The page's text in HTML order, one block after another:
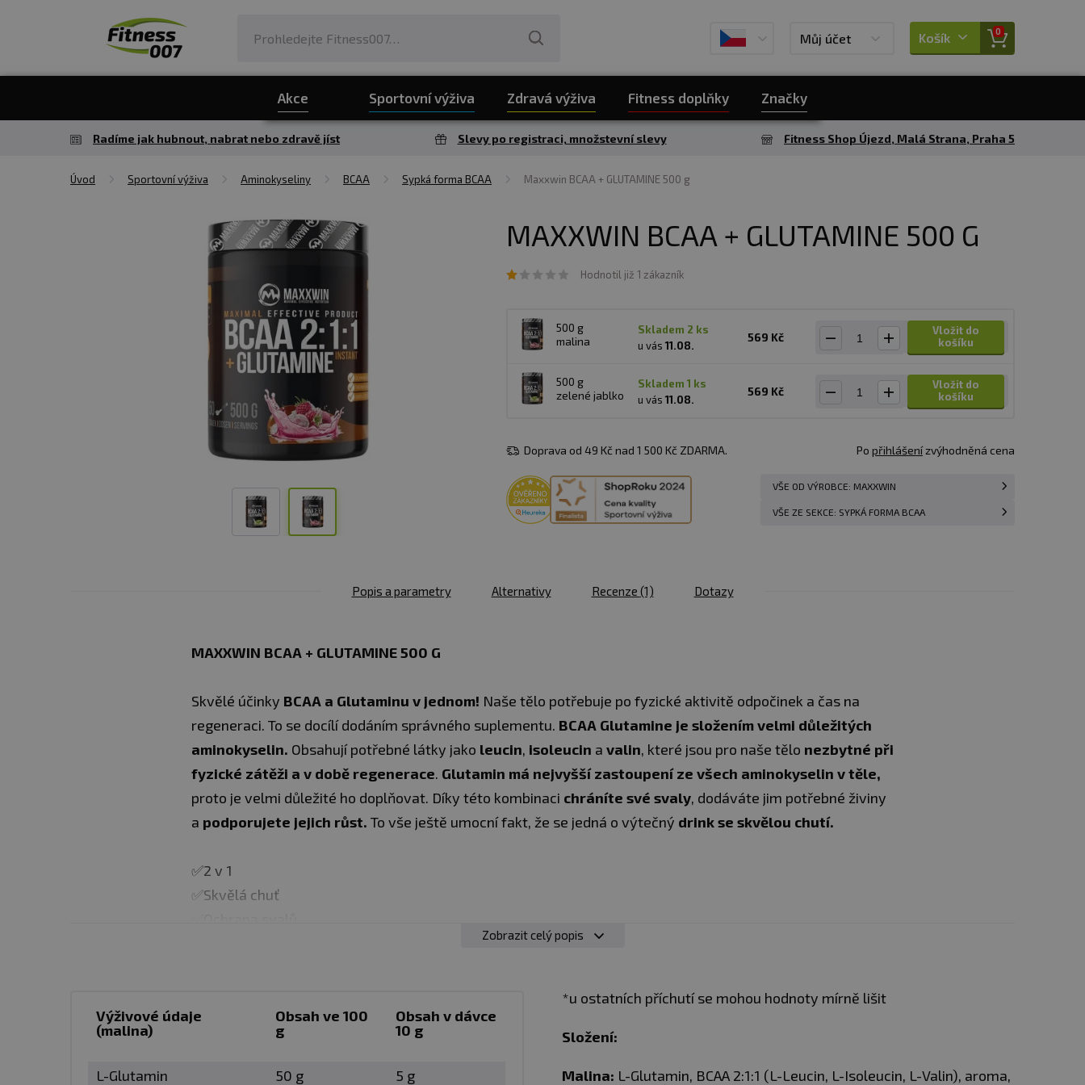
Můj účet Košík 0
Akce Sportovní výživa Zdravá výživa Fitness doplňky Značky
Radíme jak hubnout, nabrat nebo zdravě jíst Slevy po registraci, množstevní slevy Fitness Shop Újezd, Malá Strana, Praha 5
Úvod Sportovní výživa Aminokyseliny BCAA Sypká forma BCAA Maxxwin BCAA + GLUTAMINE 500 g
MAXXWIN BCAA + GLUTAMINE 500 G
Hodnotil již 1 zákazník
500 g
malina
skladem 2 ks
u vás11.08.
569 Kč
Vložit do
košíku
500 g
zelené jablko
skladem 1 ks
u vás11.08.
569 Kč
Vložit do
košíku
Doprava od 49 Kč nad 1 500 Kč ZDARMA. Po přihlášenízvýhodněná cena
VŠE OD VÝROBCE: MAXXWIN
VŠE ZE SEKCE: SYPKÁ FORMA BCAA
Popis a parametry Alternativy Recenze (1) Dotazy
MAXXWIN BCAA + GLUTAMINE 500 G
Skvělé účinky BCAA a Glutaminu v jednom! Naše tělo potřebuje po fyzické aktivitě odpočinek a čas na
regeneraci. To se docílí dodáním správného suplementu. BCAA Glutamine je složením velmi důležitých
aminokyselin. Obsahují potřebné látky jako leucin, isoleucin a valin, které jsou pro naše tělo nezbytné při
fyzické zátěži a v době regenerace. Glutamin má nejvyšší zastoupení ze všech aminokyselin v těle,
proto je velmi důležité ho doplňovat. Díky této kombinaci chráníte své svaly, dodáváte jim potřebné živiny
a podporujete jejich růst. To vše ještě umocní fakt, že se jedná o výtečný drink se skvělou chutí.
✅2 v 1
✅Skvělá chuť
Jak jistě víte, chuť bcaa je nahořklá a není moc oblíbená. Nám se ovšem povedlo přeměnit právě tyto
aminokyseliny do výtečného nápoje! Nic vás neuvolní tak, jako skvěle chutnající nápoj s obsahem
Zobrazit celý popis
Výživové údaje
(malina)
Obsah ve 100
g
Obsah v dávce
10 g
L-Glutamin 50 g
5 g
*u ostatních příchutí se mohou hodnoty mírně lišit
Složení:
Malina: L-Glutamin, BCAA 2:1:1 (L-Leucin, L-Isoleucin, L-Valin), aroma,